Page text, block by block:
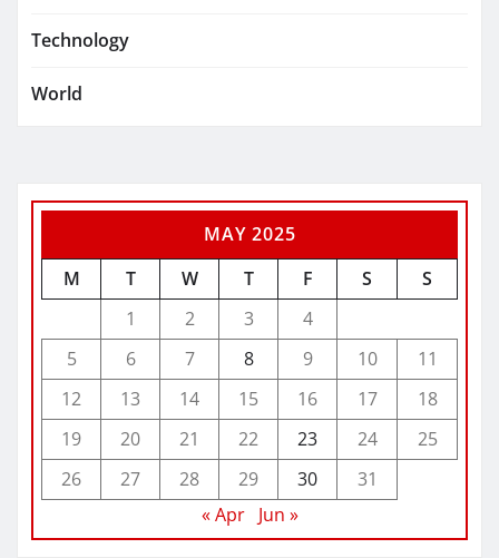
Technology
World
MAY 2025
M
T W T F S
S
1
2 3
4
5
6 7 8 9 10
11
12
13 14 15 16 17
18
19
20 21 22 23 24
25
26
27 28 29 30
31
« Apr
Jun »